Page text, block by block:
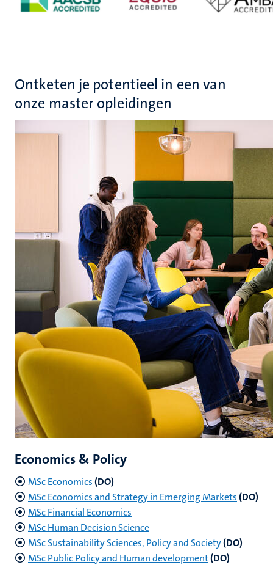
Ontketen je potentieel in een van
onze master opleidingen
Economics & Policy
MSc Economics(DO)
MSc Economics and Strategy in Emerging Markets(DO)
MSc Financial Economics
MSc Human Decision Science
MSc Sustainability Sciences, Policy and Society(DO)
MSc Public Policy and Human development(DO)